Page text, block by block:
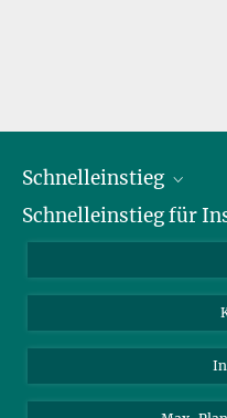
Schnelleinstieg
Bibliothek
Schnelleinstieg für
Webmail
Nextcloud